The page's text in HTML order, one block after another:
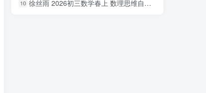
10 徐丝雨 2026初三数学春上 数理思维自主学习·TY·A+（二期）百度网盘下载